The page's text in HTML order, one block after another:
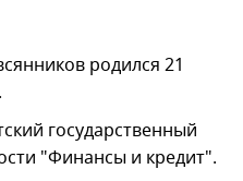
родился 21
государственный
"Финансы и кредит".